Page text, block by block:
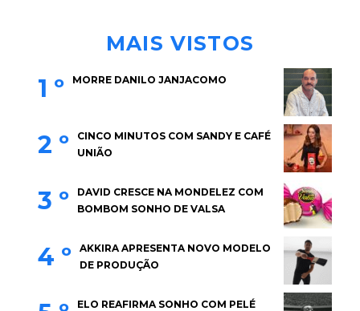
MAIS VISTOS
1 º MORRE DANILO JANJACOMO
2 º
CINCO MINUTOS COM SANDY E CAFÉ
UNIÃO
3 º
DAVID CRESCE NA MONDELEZ COM
BOMBOM SONHO DE VALSA
4 º
AKKIRA APRESENTA NOVO MODELO
DE PRODUÇÃO
ELO REAFIRMA SONHO COM PELÉ